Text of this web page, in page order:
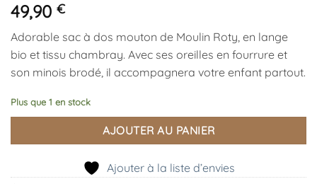
49,90 €
Adorable sac à dos mouton de Moulin Roty, en lange
bio et tissu chambray. Avec ses oreilles en fourrure et
son minois brodé, il accompagnera votre enfant partout.
Plus que 1 en stock
AJOUTER AU PANIER
Ajouter à la liste d’envies